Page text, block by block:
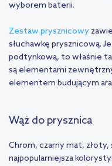
wyborem baterii.
Zestaw prysznicowy
słuchawkę prysznicową.
podtynkową, to właśnie
są elementami
elementem budującym
Wąż do prysznica
Chrom, czarny mat,
najpopularniejsza